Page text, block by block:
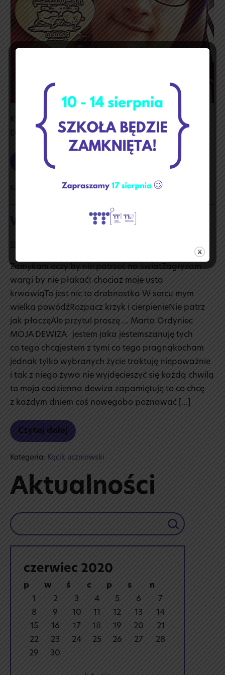
Aktualności
Szukaj
czerwiec 2020
p w ś c p s
n
1
2 3 4 5 6
7
8
9 10 11 12 13
14
15
16 17 18 19 20
21
22
23 24 25 26 27
28
29
30
Kacper Szmańda PASJONUJE SIĘ BIEGAMI
DŁUGODYSTANSOWYMI
Czytaj dalej
Pasjonat
Kacper
Kategoria: Kącik uczniowski
Wiersze uczennicy Marty
18 czerwca 2020
Zamykam oczy by nie patrzeć na światZagryzam
wargi by nie płakaćI chociaż moje usta
krwawiąTo jest nic to drobnostka W sercu mym
wielka powódźRozpacz krzyk i cierpienieNie patrz
jak płaczęAle przytul proszę … Marta Ordyniec
MOJA DEWIZA jestem jaka jestemszanuję tych
co tego chcąjestem z tymi co tego pragnąkocham
jednak tylko wybranych życie traktuję niepoważnie
i tak z niego żywa nie wyjdęcieszyć się każdą chwilą
to moja codzienna dewiza zapamiętuję to co chcę
z każdym dniem coś nowegobo poznawać […]
Czytaj dalej
Wiersze
uczennicy
Kategoria: Kącik uczniowski